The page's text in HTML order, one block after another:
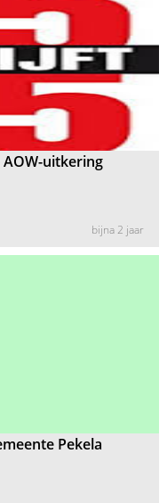
uitkering
bijna 2 jaar
Pekela